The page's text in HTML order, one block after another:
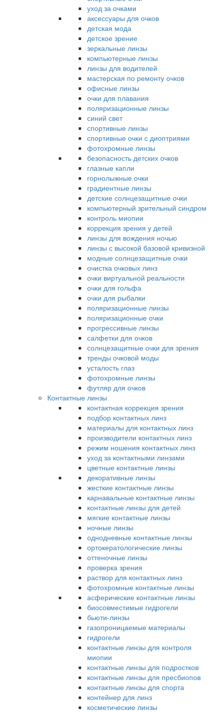
уход за очками
аксессуары для очков
детская мода
детское зрение
зеркальные линзы
компьютерные линзы
линзы для водителей
мастерская по ремонту очков
офисные линзы
очки для плавания
поляризационные линзы
синий свет
спортивные линзы
спортивные очки с диоптриями
фотохромные линзы
безопасность детских очков
глазные капли
горнолыжные очки
градиентные линзы
детские солнцезащитные очки
компьютерный зрительный синдром
контроль миопии
коррекция зрения у детей
линзы для вождения ночью
линзы с высокой базовой кривизной
модные солнцезащитные очки
очистка очковых линз
очки виртуальной реальности
очки для гольфа
очки для рыбалки
поляризационные линзы
поляризационные очки
прогрессивные линзы
салфетки для очков
солнцезащитные очки для зрения
тренды очковой моды
усталость глаз
фотохромные линзы
футляр для очков
Контактные линзы
контактная коррекция зрения
подбор контактных линз
материалы для контактных линз
производители контактных линз
режим ношения контактных линз
уход за контактными линзами
цветные контактные линзы
декоративные линзы
жесткие контактные линзы
карнавальные контактные линзы
контактные линзы для детей
мягкие контактные линзы
ночные линзы
однодневные контактные линзы
ортокератологические линзы
оттеночные линзы
проверка зрения
раствор для контактных линз
фотохромные контактные линзы
асферические контактные линзы
биосовместимые гидрогели
бьюти-линзы
газопроницаемые материалы
гидрогели
контактные линзы для контроля
миопии
контактные линзы для подростков
контактные линзы для пресбиопов
контактные линзы для спорта
контейнер для линз
косметические линзы